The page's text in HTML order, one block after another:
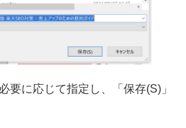
要に応じて指定し、「保存(S)」